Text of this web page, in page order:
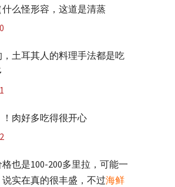
么怪形容，这道是清蒸
土耳其人的料理手法都是吃
肉好多吃得很开心
也是100-200多里拉，可能一
实在真的很丰盛，不过海鲜